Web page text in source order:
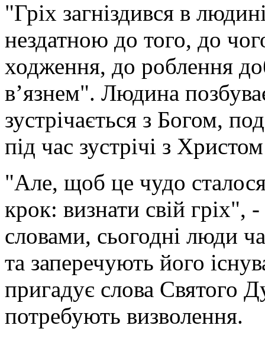
"Гріх загніздився в
нездатною до того, до
ходження, до роблення
в’язнем". Людина
зустрічається з Богом,
під час зустрічі з
"Але, щоб це чудо
крок: визнати свій гріх",
словами, сьогодні люди
та заперечують його
пригадує слова Святого
потребують визволення.